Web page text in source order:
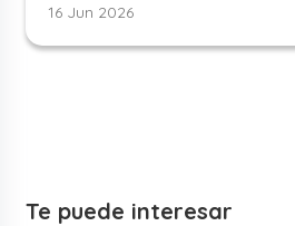
16 Jun 2026
Te puede interesar